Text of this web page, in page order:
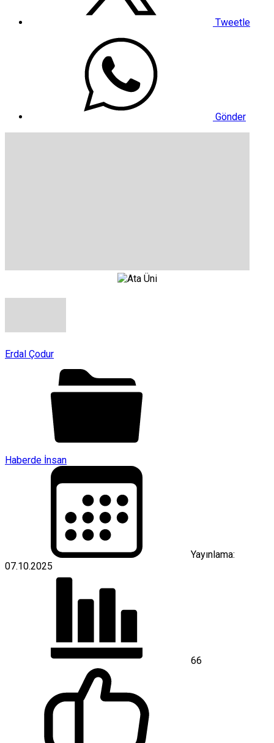
Tweetle
Gönder
Erdal Çodur
Haberde İnsan
Yayınlama:
07.10.2025
66